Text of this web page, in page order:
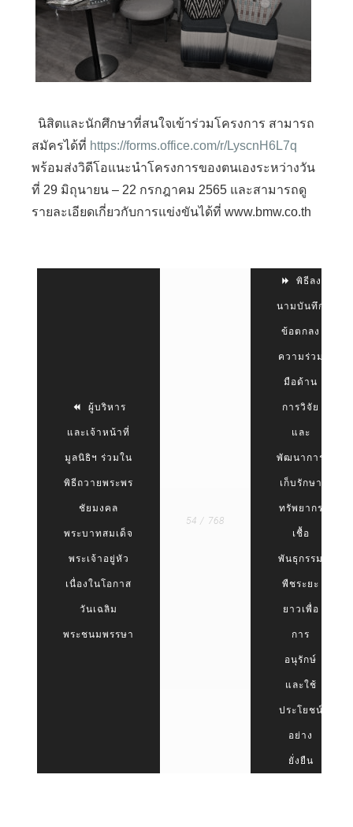
นิสิตและนักศึกษาที่สนใจเข้าร่วมโครงการ สามารถ
สมัครได้ที่ https://forms.office.com/r/LyscnH6L7q
พร้อมส่งวิดีโอแนะนำโครงการของตนเองระหว่างวัน
ที่ 29 มิถุนายน – 22 กรกฎาคม 2565 และสามารถดู
รายละเอียดเกี่ยวกับการแข่งขันได้ที่ www.bmw.co.th
ผู้บริหาร
และเจ้าหน้าที่
มูลนิธิฯ ร่วมใน
พิธีถวายพระพร
ชัยมงคล
พระบาทสมเด็จ
พระเจ้าอยู่หัว
เนื่องในโอกาส
วันเฉลิม
พระชนมพรรษา
54 / 768
พิธีลง
นามบันทึก
ข้อตกลง
ความร่วม
มือด้าน
การวิจัย
และ
พัฒนาการ
เก็บรักษา
ทรัพยากร
เชื้อ
พันธุกรรม
พืชระยะ
ยาวเพื่อ
การ
อนุรักษ์
และใช้
ประโยชน์
อย่าง
ยั่งยืน